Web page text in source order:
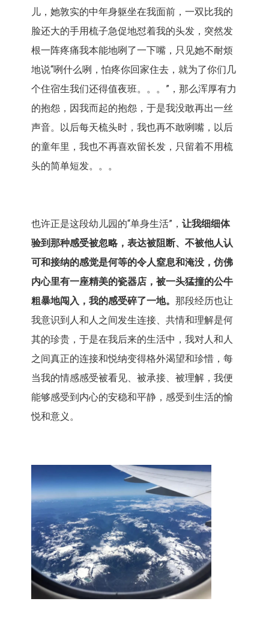
儿，她敦实的中年身躯坐在我面前，一双比我的
脸还大的手用梳子急促地怼着我的头发，突然发
根一阵疼痛我本能地咧了一下嘴，只见她不耐烦
地说“咧什么咧，怕疼你回家住去，就为了你们几
个住宿生我们还得值夜班。。。”，那么浑厚有力
的抱怨，因我而起的抱怨，于是我没敢再出一丝
声音。以后每天梳头时，我也再不敢咧嘴，以后
的童年里，我也不再喜欢留长发，只留着不用梳
头的简单短发。。。
也许正是这段幼儿园的“单身生活”， 让我细细体
验到那种感受被忽略，表达被阻断、不被他人认
可和接纳的感觉是何等的令人窒息和淹没，仿佛
内心里有一座精美的瓷器店，被一头猛撞的公牛
粗暴地闯入，我的感受碎了一地。 那段经历也让
我意识到人和人之间发生连接、共情和理解是何
其的珍贵，于是在我后来的生活中，我对人和人
之间真正的连接和悦纳变得格外渴望和珍惜，每
当我的情感感受被看见、被承接、被理解，我便
能够感受到内心的安稳和平静，感受到生活的愉
悦和意义。